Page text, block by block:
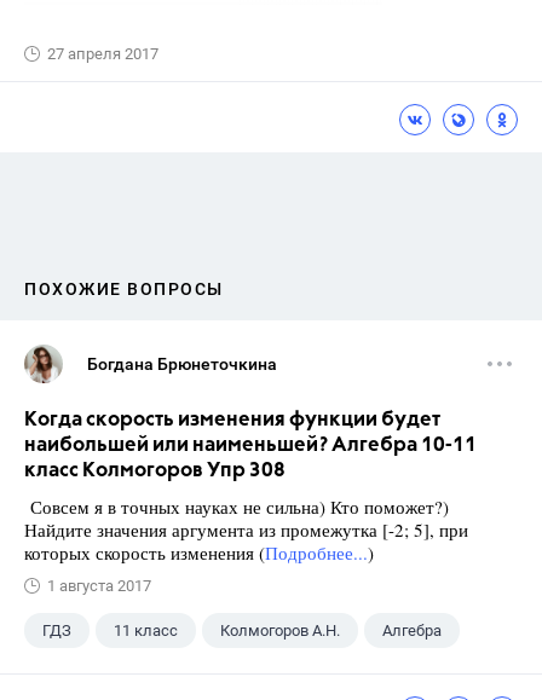
27 апреля 2017
ПОХОЖИЕ ВОПРОСЫ
Богдана Брюнеточкина
Когда скорость изменения функции будет
наибольшей или наименьшей? Алгебра 10-11
класс Колмогоров Упр 308
Совсем я в точных науках не сильна) Кто поможет?)
Найдите значения аргумента из промежутка [-2; 5], при
которых скорость изменения (Подробнее...)
1 августа 2017
ГДЗ 11 класс Колмогоров А.Н. Алгебра